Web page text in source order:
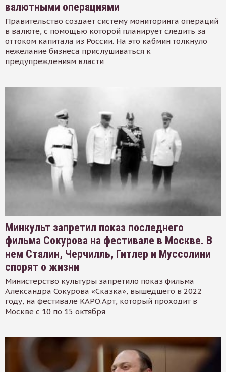
валютными операциями
Правительство создает систему мониторинга операций
в валюте, с помощью которой планирует следить за
оттоком капитала из России. На это кабмин толкнуло
нежелание бизнеса прислушиваться к
предупреждениям власти
Минкульт запретил показ последнего
фильма Сокурова на фестивале в Москве. В
нем Сталин, Черчилль, Гитлер и Муссолини
спорят о жизни
Министерство культуры запретило показ фильма
Александра Сокурова «Сказка», вышедшего в 2022
году, на фестивале КАРО.Арт, который проходит в
Москве с 10 по 15 октября